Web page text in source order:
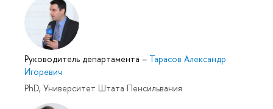
Руководитель департамента – Тарасов Александр
Игоревич
PhD, Университет Штата Пенсильвания